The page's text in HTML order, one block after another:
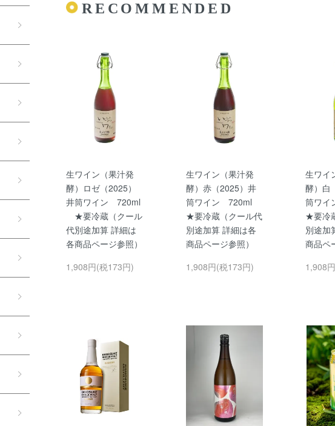
RECOMMENDED
生ワイン（果汁発
酵）ロゼ（2025）
井筒ワイン 720ml
★要冷蔵（クール
代別途加算 詳細は
各商品ページ参照）
1,908円(税173円)
生ワイン（果汁発
酵）赤（2025）井
筒ワイン 720ml
★要冷蔵（クール代
別途加算 詳細は各
商品ページ参照）
1,908円(税173円)
生ワイ
酵）白
筒ワ
★要冷
別途加
商品ペ
1,908